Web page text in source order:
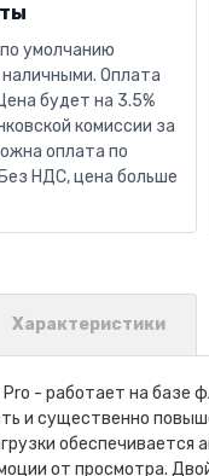
умолчанию
Оплата
будет на 3.5%
комиссии за
оплата по
НДС, цена больше
Характеристики
Pro - работает на базе
и существенно
от просмотра.